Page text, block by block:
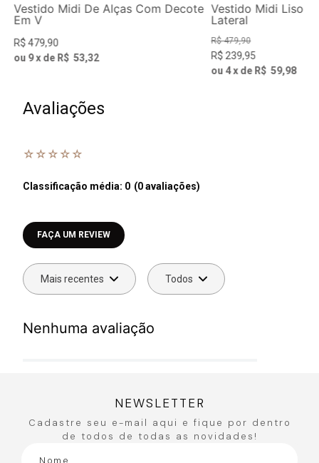
Vestido Midi De Alças Com Decote
Em V
R$479,90
ou 9x de R$ 53,32
Vestido Midi Liso
Lateral
R$ 479,90
R$ 239,95
ou 4x de R$ 59,98
Avaliações
☆ ☆ ☆ ☆ ☆
Classificação média: 0 (0 avaliações)
Faça login para escrever uma avaliação.
Mais recentes Todos
Nenhuma avaliação
NEWSLETTER
Cadastre seu e-mail aqui e fique por dentro
de todos de todas as novidades!